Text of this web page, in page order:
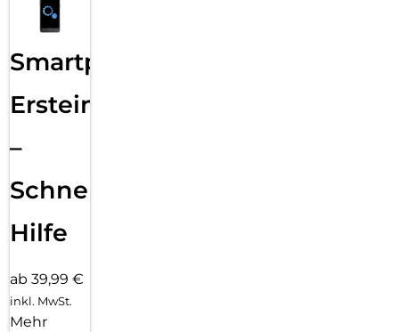
Smartphone
Ersteinrichtung
–
Schnelle
Hilfe
ab 39,99 €
inkl. MwSt.
Mehr